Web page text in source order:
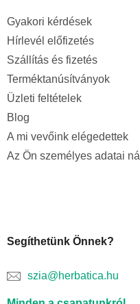
Gyakori kérdések
Hírlevél előfizetés
Szállítás és fizetés
Terméktanúsítványok
Üzleti feltételek
Blog
A mi vevőink elégedettek
Az Ön személyes adatai
Segíthetünk Önnek?
szia@herbatica.hu